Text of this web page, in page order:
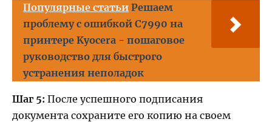
Популярные статьи Решаем
проблему с ошибкой C7990 на
принтере Kyocera - пошаговое
руководство для быстрого
устранения неполадок
Шаг 5: После успешного подписания
документа сохраните его копию на своем